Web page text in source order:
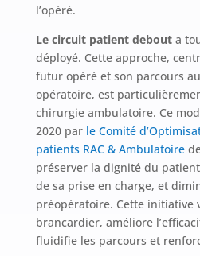
l’opéré.
Le circuit patient debouta
déployé. Cette approche,
futur opéré et son parcours
opératoire, est
chirurgie ambulatoire. Ce
2020 par le Comité
patients RAC & Ambulatoire
préserver la dignité du
de sa prise en charge, et
préopératoire. Cette initiative
brancardier, améliore
fluidifie les parcours et